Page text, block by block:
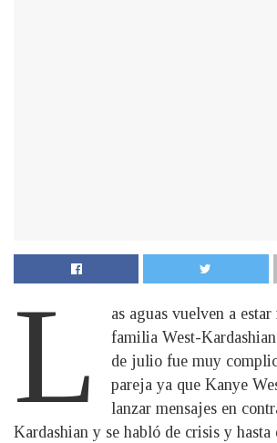
L
as aguas vuelven a
familia West-
de julio fue muy
pareja ya que Kanye
lanzar mensajes en
Kardashian y se habló de crisis y